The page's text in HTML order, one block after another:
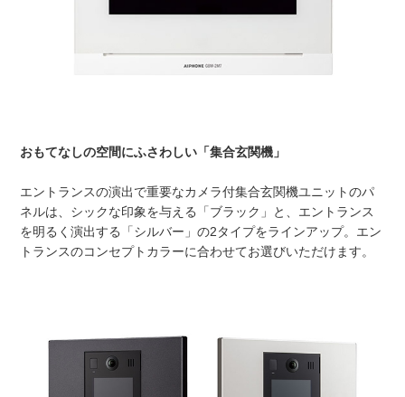
おもてなしの空間にふさわしい「集合玄関機」
エントランスの演出で重要なカメラ付集合玄関機ユニットのパ
ネルは、シックな印象を与える「ブラック」と、エントランス
を明るく演出する「シルバー」の2タイプをラインアップ。エン
トランスのコンセプトカラーに合わせてお選びいただけます。